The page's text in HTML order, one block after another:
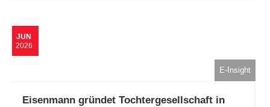
JUN
2026
E-Insight
Eisenmann gründet Tochtergesellschaft in